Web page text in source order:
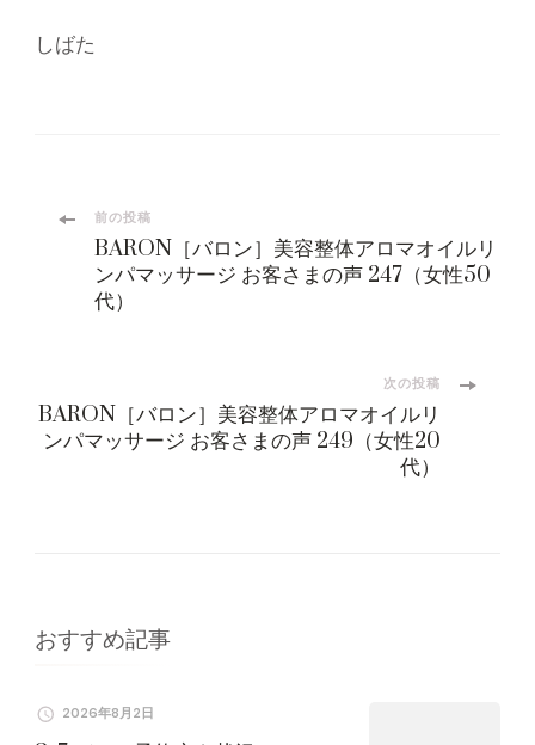
しばた
投
ビ
ゲ
ョ
前の投稿
BARON［バロン］美容整体アロマオイルリ
ンパマッサージ お客さまの声 247（女性50
代）
次の投稿
BARON［バロン］美容整体アロマオイルリ
ンパマッサージ お客さまの声 249（女性20
代）
おすすめ記事
2026年8月2日